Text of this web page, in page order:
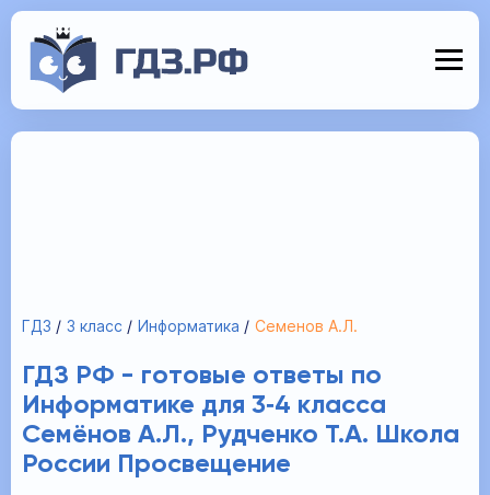
ГДЗ 3 класс Информатика Семенов А.Л.
ГДЗ РФ - готовые ответы по
Информатике для 3‐4 класса
Семёнов А.Л., Рудченко Т.А. Школа
России Просвещение